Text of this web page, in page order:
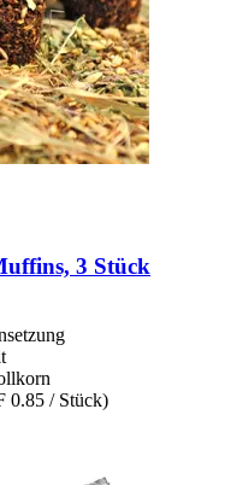
3 Stück
0.85 / Stück)